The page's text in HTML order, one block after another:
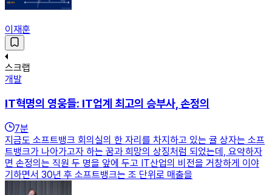
이재훈
스크랩
개발
IT혁명의 영웅들: IT업계 최고의 승부사, 손정의
7분
지금도 소프트뱅크 회의실의 한 자리를 차지하고 있는 귤 상자는 소프
트뱅크가 나아가고자 하는 꿈과 희망의 상징처럼 되었는데, 요약하자
면 손정의는 직원 두 명을 앞에 두고 IT산업의 비전을 거창하게 이야
기하면서 30년 후 소프트뱅크는 조 단위로 매출을